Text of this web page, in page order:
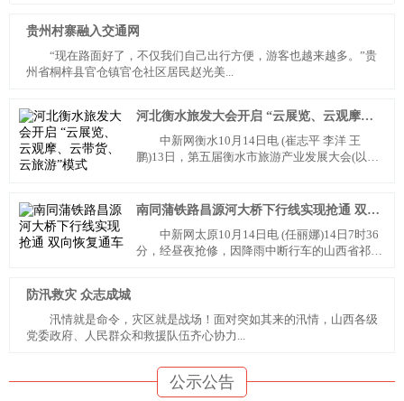
贵州村寨融入交通网
“现在路面好了，不仅我们自己出行方便，游客也越来越多。”贵
州省桐梓县官仓镇官仓社区居民赵光美...
河北衡水旅发大会开启 “云展览、云观摩、云带货、云旅游”模式
中新网衡水10月14日电 (崔志平 李洋 王
鹏)13日，第五届衡水市旅游产业发展大会(以下
南同蒲铁路昌源河大桥下行线实现抢通 双向恢复通车
中新网太原10月14日电 (任丽娜)14日7时36
分，经昼夜抢修，因降雨中断行车的山西省祁县
防汛救灾 众志成城
汛情就是命令，灾区就是战场！面对突如其来的汛情，山西各级
党委政府、人民群众和救援队伍齐心协力...
公示公告